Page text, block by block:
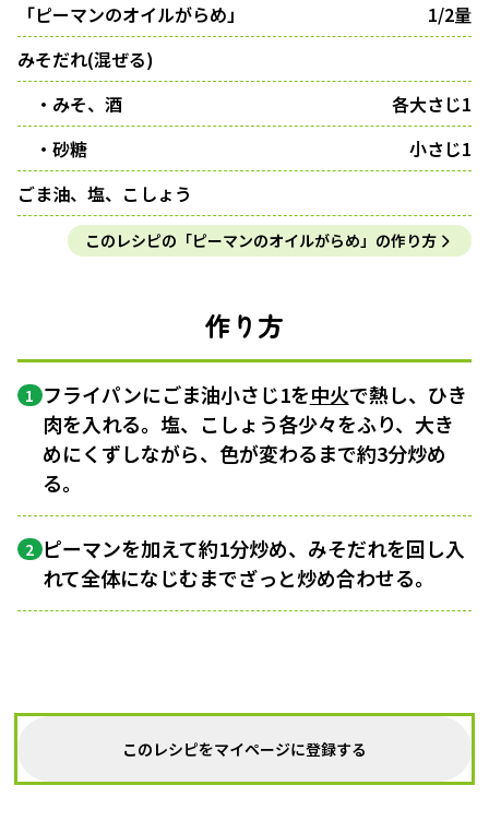
「ピーマンのオイルがらめ」
1/2量
みそだれ(混ぜる)
・みそ、酒
各大さじ1
・砂糖
小さじ1
ごま油、塩、こしょう
このレシピの「ピーマンのオイルがらめ」の作り方
作り方
1 フライパンにごま油小さじ1を中火で熱し、ひき
肉を入れる。塩、こしょう各少々をふり、大き
めにくずしながら、色が変わるまで約3分炒め
る。
2 ピーマンを加えて約1分炒め、みそだれを回し入
れて全体になじむまでざっと炒め合わせる。
このレシピをマイページに登録する